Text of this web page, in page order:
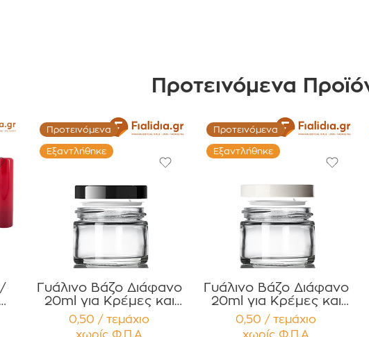
Προτεινόμενα
Προτεινόμενα
Εξαντλήθηκε
Γυάλινο Βάζο Διάφανο
20ml για Κρέμες και
Κηραλοιφές με Μαύρο
Γυαλιστερό Καπάκι
0,50 / τεμάχιο
χωρίς Φ.Π.Α
Προτεινόμενα
Εξαντλήθηκε
Γυάλινο Βάζο Διάφανο
20ml για Κρέμες και
Κηραλοιφές με Άσπρο
Γυαλιστερό Καπάκι
0,50 / τεμάχιο
χωρίς Φ.Π.Α